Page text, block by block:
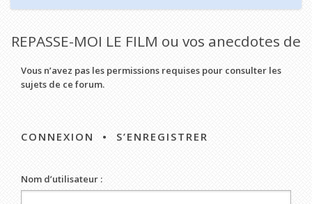
REPASSE-MOI LE FILM ou vos anecdotes de
Vous n’avez pas les permissions requises pour consulter les
sujets de ce forum.
CONNEXION • S’ENREGISTRER
Nom d’utilisateur :